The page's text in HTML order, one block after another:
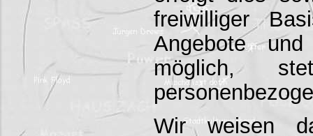
freiwilliger
Angebote
möglich,
Wir weisen